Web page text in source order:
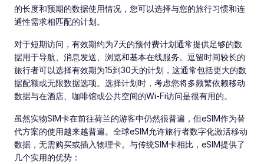
的长度和预期的数据使用情况，您可以选择与您的旅行习惯和连
通性需求相匹配的计划。
对于短期访问，有效期约为7天的预付费计划通常提供足够的数
据用于导航、消息发送、浏览和基本在线服务。逗留时间较长的
旅行者可以选择有效期为15到30天的计划，这通常包括更大的数
据配额或无限数据选项。选择计划时，考虑您将多频繁依赖移动
数据与在酒店、咖啡馆或公共空间的Wi-Fi访问是很有用的。
虽然实物SIM卡在前往荷兰的游客中仍然很普遍，但eSIM作为替
代方案的使用越来越普遍。全球eSIM允许旅行者数字化激活移动
数据，无需购买或插入物理卡。与传统SIM卡相比，eSIM提供了
几个实用的优势：